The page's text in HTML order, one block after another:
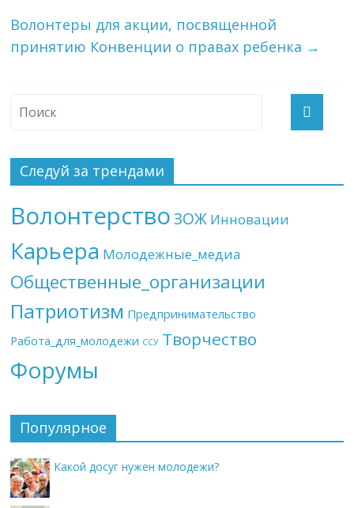
Волонтеры для акции, посвященной
принятию Конвенции о правах ребенка →
Следуй за трендами
Волонтерство ЗОЖ Инновации
Карьера Молодежные_медиа
Общественные_организации
Патриотизм Предпринимательство
Работа_для_молодежи ССУ Творчество
Форумы
Популярное
Какой досуг нужен молодежи?